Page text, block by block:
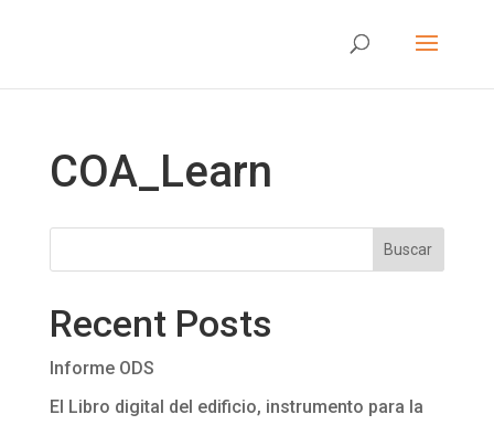
COA_Learn
Buscar
Recent Posts
Informe ODS
El Libro digital del edificio, instrumento para la